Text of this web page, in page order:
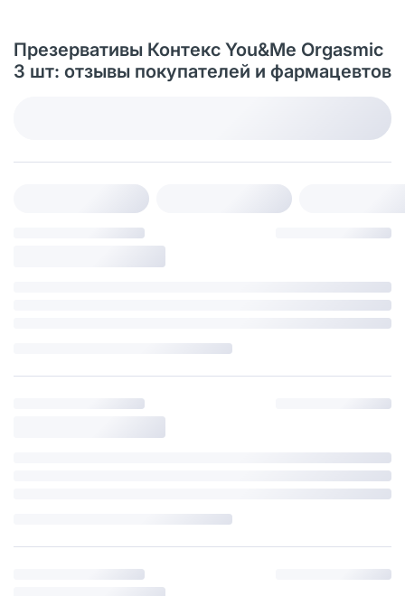
Презервативы Контекс You&Me Orgasmic
3 шт: отзывы покупателей и фармацевтов